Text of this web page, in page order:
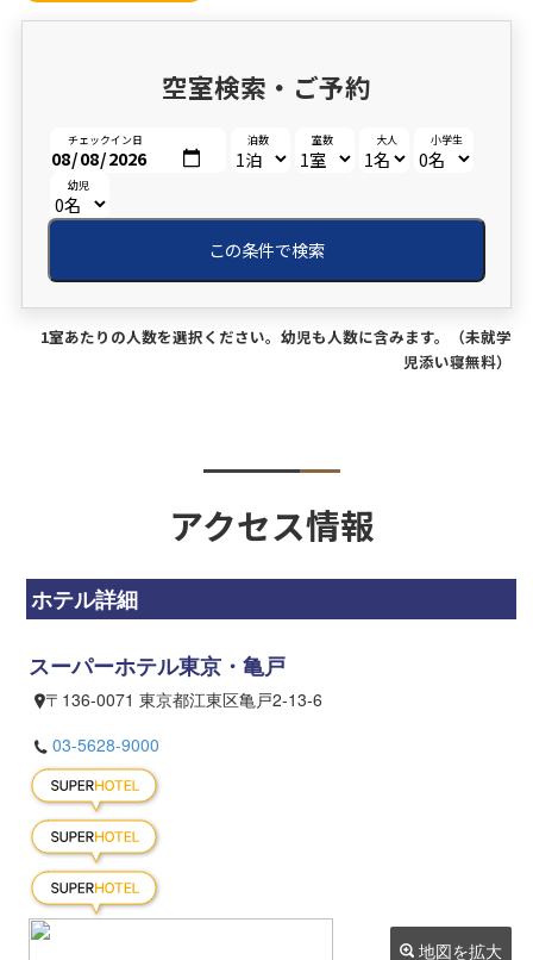
空室検索・ご予約
チェックイン日 泊数 室数 大人 小学生
幼児
この条件で検索
1室あたりの人数を選択ください。幼児も人数に含みます。（未就学
児添い寝無料）
アクセス情報